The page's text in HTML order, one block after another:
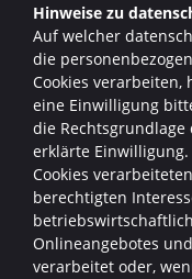
Hinweise zu
Auf welcher
die
Cookies verarbeiten,
eine Einwilligung
die
erklärte
Cookies
berechtigten
Onlineangebotes
verarbeitet oder,